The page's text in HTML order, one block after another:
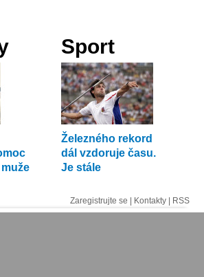
Sport
Železného rekord
dál vzdoruje času.
Je stále
Zaregistrujte se | Kontakty | RSS